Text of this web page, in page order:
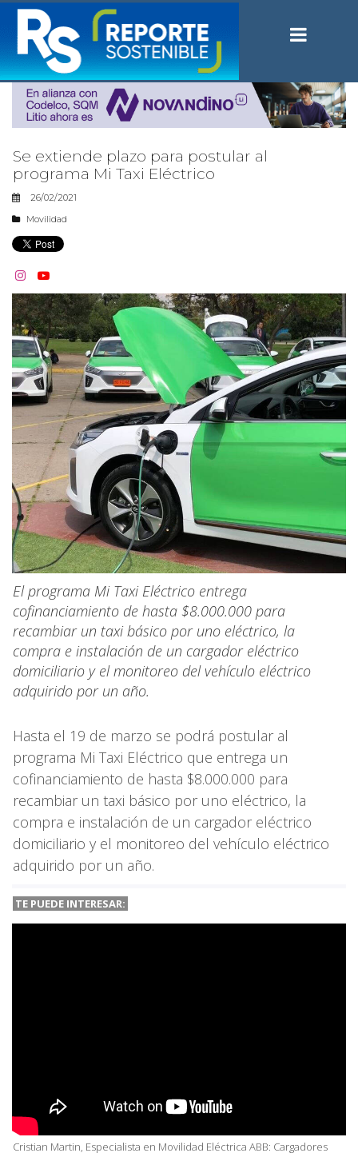
Se extiende plazo para postular al
programa Mi Taxi Eléctrico
26/02/2021
Movilidad
 
El programa Mi Taxi Eléctrico entrega
cofinanciamiento de hasta $8.000.000 para
recambiar un taxi básico por uno eléctrico, la
compra e instalación de un cargador eléctrico
domiciliario y el monitoreo del vehículo eléctrico
adquirido por un año.
Hasta el 19 de marzo se podrá postular al
programa Mi Taxi Eléctrico que entrega un
cofinanciamiento de hasta $8.000.000 para
recambiar un taxi básico por uno eléctrico, la
compra e instalación de un cargador eléctrico
domiciliario y el monitoreo del vehículo eléctrico
adquirido por un año.
TE PUEDE INTERESAR:
Cristian Martin, Especialista en Movilidad Eléctrica ABB: Cargadores